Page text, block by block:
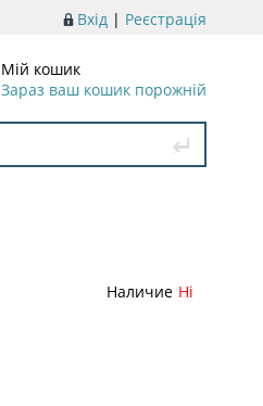
Вхід | Реєстрація
Мій кошик
Зараз ваш кошик порожній
Наличие Ні